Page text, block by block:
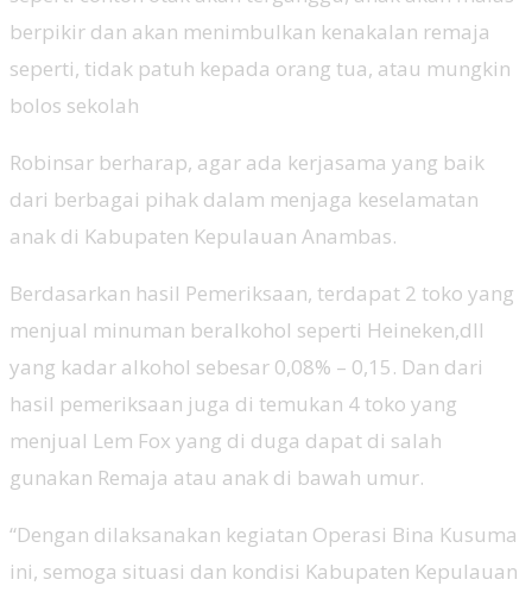
berpikir dan akan menimbulkan kenakalan remaja
seperti, tidak patuh kepada orang tua, atau mungkin
bolos sekolah
Robinsar berharap, agar ada kerjasama yang baik
dari berbagai pihak dalam menjaga keselamatan
anak di Kabupaten Kepulauan Anambas.
Berdasarkan hasil Pemeriksaan, terdapat 2 toko yang
menjual minuman beralkohol seperti Heineken,dll
yang kadar alkohol sebesar 0,08% – 0,15. Dan dari
hasil pemeriksaan juga di temukan 4 toko yang
menjual Lem Fox yang di duga dapat di salah
gunakan Remaja atau anak di bawah umur.
“Dengan dilaksanakan kegiatan Operasi Bina Kusuma
ini, semoga situasi dan kondisi Kabupaten Kepulauan